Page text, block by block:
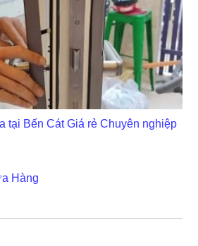
tại Bến Cát Giá rẻ Chuyên nghiệp
Hàng